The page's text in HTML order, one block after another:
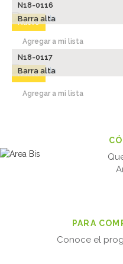
Nuevo
N18-0116
Barra alta
Agregar a mi lista
Nuevo
N18-0117
Barra alta
Agregar a mi lista
PARA
Conoce el